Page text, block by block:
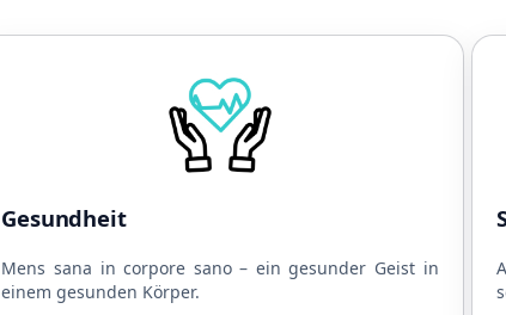
Gesundheit
Mens sana in corpore sano – ein gesunder Geist in
einem gesunden Körper.
Kooperationen mit Physiotherapeuten
Kooperationen mit Ärzten
Kooperationen mit Fitnesscentern